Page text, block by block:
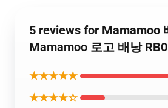
5 reviews for Mamamoo
Mamamoo 로고 배낭
★★★★★
★★★★☆